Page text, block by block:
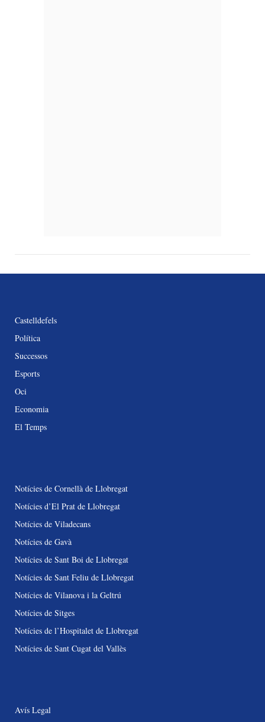
Castelldefels
Política
Successos
Esports
Oci
Economia
El Temps
Notícies de Cornellà de Llobregat
Notícies d’El Prat de Llobregat
Notícies de Viladecans
Notícies de Gavà
Notícies de Sant Boi de Llobregat
Notícies de Sant Feliu de Llobregat
Notícies de Vilanova i la Geltrú
Notícies de Sitges
Notícies de l’Hospitalet de Llobregat
Notícies de Sant Cugat del Vallès
Avís Legal